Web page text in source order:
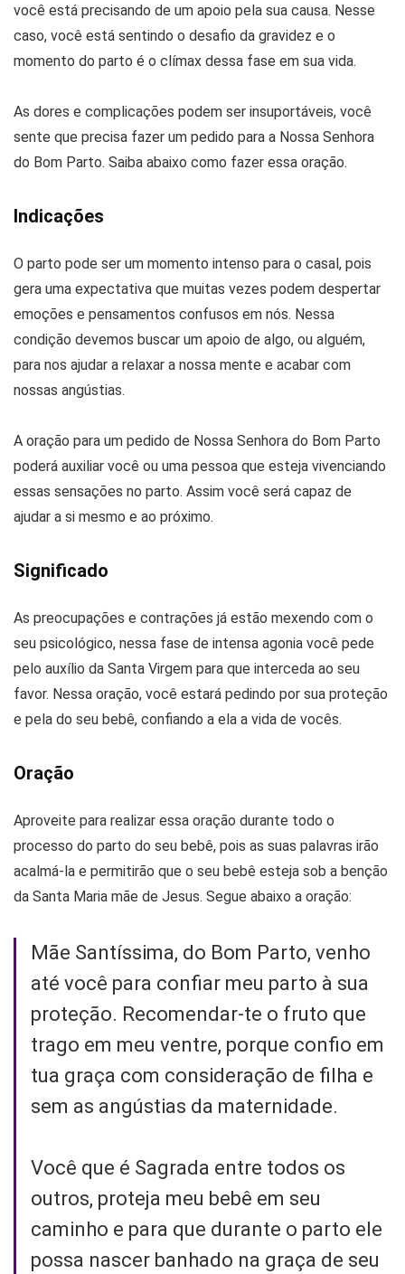
você está precisando de um apoio pela sua causa. Nesse
caso, você está sentindo o desafio da gravidez e o
momento do parto é o clímax dessa fase em sua vida.
As dores e complicações podem ser insuportáveis, você
sente que precisa fazer um pedido para a Nossa Senhora
do Bom Parto. Saiba abaixo como fazer essa oração.
Indicações
O parto pode ser um momento intenso para o casal, pois
gera uma expectativa que muitas vezes podem despertar
emoções e pensamentos confusos em nós. Nessa
condição devemos buscar um apoio de algo, ou alguém,
para nos ajudar a relaxar a nossa mente e acabar com
nossas angústias.
A oração para um pedido de Nossa Senhora do Bom Parto
poderá auxiliar você ou uma pessoa que esteja vivenciando
essas sensações no parto. Assim você será capaz de
ajudar a si mesmo e ao próximo.
Significado
As preocupações e contrações já estão mexendo com o
seu psicológico, nessa fase de intensa agonia você pede
pelo auxílio da Santa Virgem para que interceda ao seu
favor. Nessa oração, você estará pedindo por sua proteção
e pela do seu bebê, confiando a ela a vida de vocês.
Oração
Aproveite para realizar essa oração durante todo o
processo do parto do seu bebê, pois as suas palavras irão
acalmá-la e permitirão que o seu bebê esteja sob a benção
da Santa Maria mãe de Jesus. Segue abaixo a oração:
Mãe Santíssima, do Bom Parto, venho
até você para confiar meu parto à sua
proteção. Recomendar-te o fruto que
trago em meu ventre, porque confio em
tua graça com consideração de filha e
sem as angústias da maternidade.
Você que é Sagrada entre todos os
outros, proteja meu bebê em seu
caminho e para que durante o parto ele
possa nascer banhado na graça de seu